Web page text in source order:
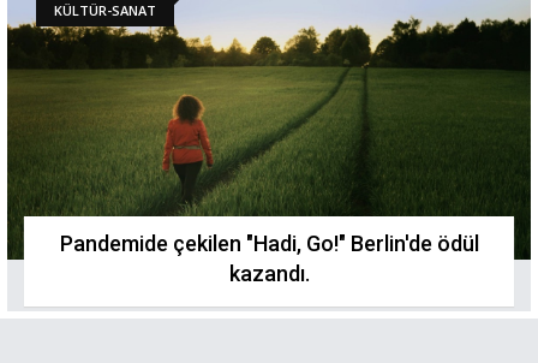
KÜLTÜR-SANAT
Pandemide çekilen "Hadi, Go!" Berlin'de ödül
kazandı.